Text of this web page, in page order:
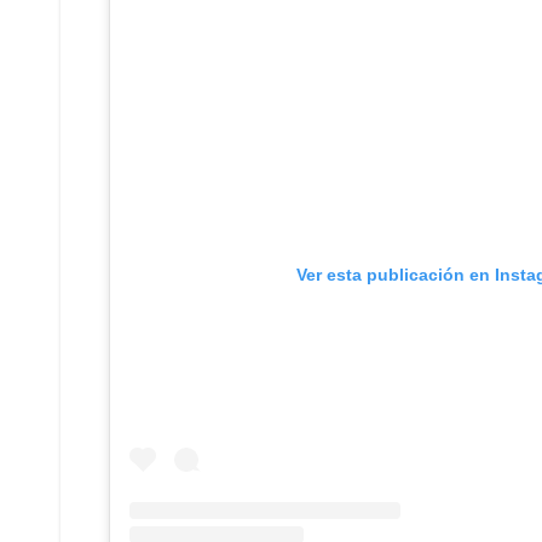
Ver esta publicación en